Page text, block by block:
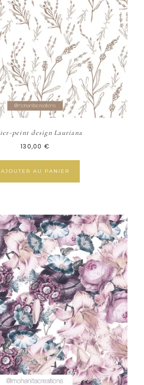
peint design Lauriana
130,00 €
AJOUTER AU PANIER